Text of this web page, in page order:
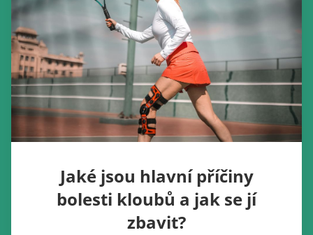
Jaké jsou hlavní příčiny
bolesti kloubů a jak se jí
zbavit?